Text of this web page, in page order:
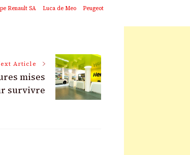
Renault SA Luca de Meo
Peugeot
Article
mises
survivre